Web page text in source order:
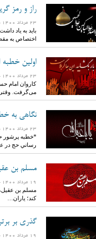
راز و رمز گریه های 1400 ساله شیعه
23 مرداد 1400 -
باید به یاد
اختصاص به
اولین خطبه
23 مرداد 1400 -
کاروان امام
می‌گرفت.
نگاهی به
23 مرداد 1400 -
*خطبه پرشور
رساني حج در
مسلم بن
19 مرداد 1400 -
مسلم بن عقیل،
کند؛ یاران…
گذری بر
19 مرداد 1400 -